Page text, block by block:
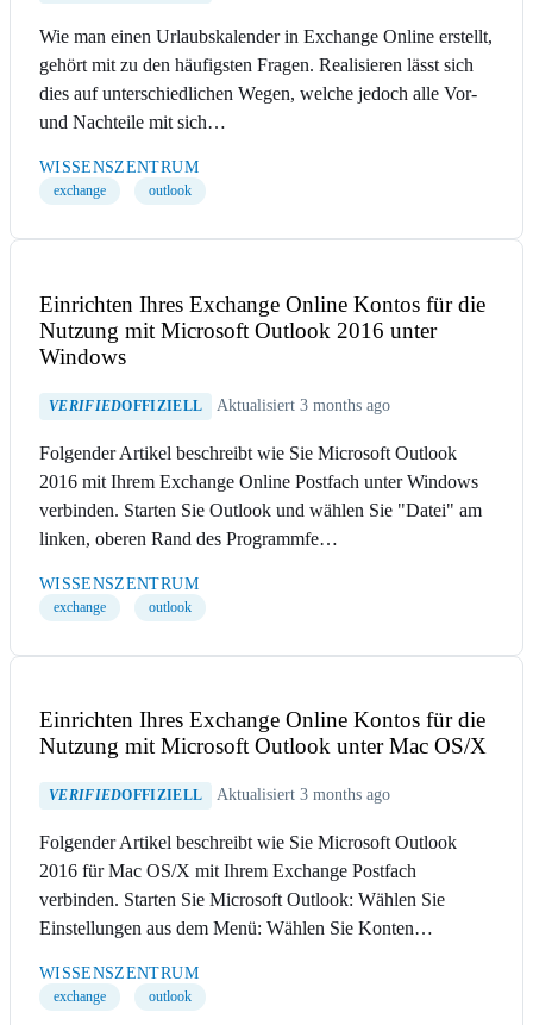
Wie man einen Urlaubskalender in Exchange Online erstellt,
gehört mit zu den häufigsten Fragen. Realisieren lässt sich
dies auf unterschiedlichen Wegen, welche jedoch alle Vor-
und Nachteile mit sich…
WISSENSZENTRUM
exchange outlook
Einrichten Ihres Exchange Online Kontos für die
Nutzung mit Microsoft Outlook 2016 unter
Windows
VERIFIEDOFFIZIELL Aktualisiert 3 months ago
Folgender Artikel beschreibt wie Sie Microsoft Outlook
2016 mit Ihrem Exchange Online Postfach unter Windows
verbinden. Starten Sie Outlook und wählen Sie "Datei" am
linken, oberen Rand des Programmfe…
WISSENSZENTRUM
exchange outlook
Einrichten Ihres Exchange Online Kontos für die
Nutzung mit Microsoft Outlook unter Mac OS/X
VERIFIEDOFFIZIELL Aktualisiert 3 months ago
Folgender Artikel beschreibt wie Sie Microsoft Outlook
2016 für Mac OS/X mit Ihrem Exchange Postfach
verbinden. Starten Sie Microsoft Outlook: Wählen Sie
Einstellungen aus dem Menü: Wählen Sie Konten…
WISSENSZENTRUM
exchange outlook